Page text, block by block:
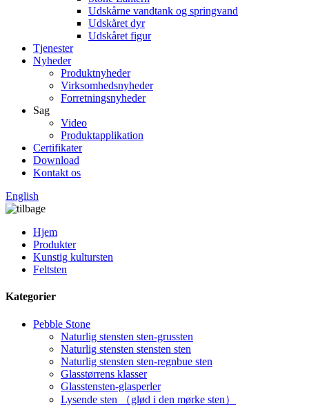
Udskårne vandtank og springvand
Udskåret dyr
Udskåret figur
Tjenester
Nyheder
Produktnyheder
Virksomhedsnyheder
Forretningsnyheder
Sag
Video
Produktapplikation
Certifikater
Download
Kontakt os
English
Hjem
Produkter
Kunstig kultursten
Feltsten
Kategorier
Pebble Stone
Naturlig stensten sten-grussten
Naturlig stensten stensten sten
Naturlig stensten sten-regnbue sten
Glasstørrens klasser
Glasstensten-glasperler
Lysende sten （glød i den mørke sten）